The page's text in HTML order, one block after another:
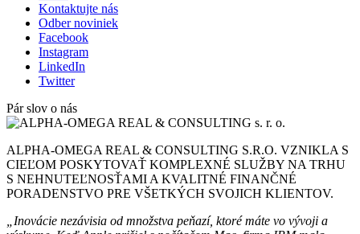
Kontaktujte nás
Odber noviniek
Facebook
Instagram
LinkedIn
Twitter
Pár slov o nás
ALPHA-OMEGA REAL & CONSULTING S.R.O. VZNIKLA S
CIEĽOM POSKYTOVAŤ KOMPLEXNÉ SLUŽBY NA TRHU
S NEHNUTEĽNOSŤAMI A KVALITNÉ FINANČNÉ
PORADENSTVO PRE VŠETKÝCH SVOJICH KLIENTOV.
„Inovácie nezávisia od množstva peňazí, ktoré máte vo vývoji a